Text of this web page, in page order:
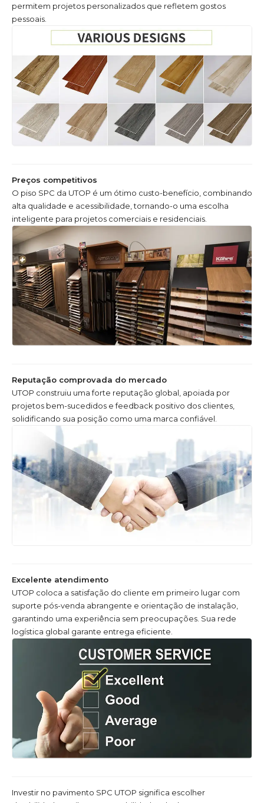
permitem projetos personalizados que refletem gostos
pessoais.
Preços competitivos
O piso SPC da UTOP é um ótimo custo-benefício, combinando
alta qualidade e acessibilidade, tornando-o uma escolha
inteligente para projetos comerciais e residenciais.
Reputação comprovada do mercado
UTOP construiu uma forte reputação global, apoiada por
projetos bem-sucedidos e feedback positivo dos clientes,
solidificando sua posição como uma marca confiável.
Excelente atendimento
UTOP coloca a satisfação do cliente em primeiro lugar com
suporte pós-venda abrangente e orientação de instalação,
garantindo uma experiência sem preocupações. Sua rede
logística global garante entrega eficiente.
Investir no pavimento SPC UTOP significa escolher